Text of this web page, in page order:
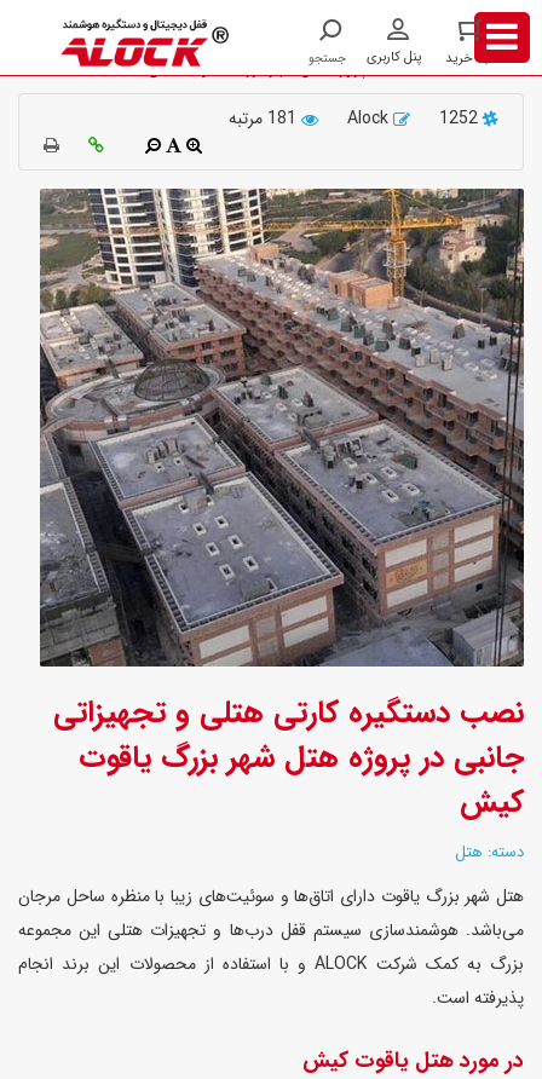
پروژه
ها
هتل
نصب دستگیره کارتی هتلی و تجهیزاتی جانبی در
پروژه هتل شهر بزرگ یاقوت کیش
1252
Alock 181 مرتبه
نصب دستگیره کارتی هتلی و تجهیزاتی
جانبی در پروژه هتل شهر بزرگ یاقوت
کیش
دسته: هتل
هتل شهر بزرگ یاقوت دارای اتاق‌ها و سوئیت‌های زیبا با منظره ساحل مرجان
می‌باشد. هوشمندسازی سیستم قفل درب‌ها و تجهیزات هتلی این مجموعه
بزرگ به کمک شرکت ALOCK و با استفاده از محصولات این برند انجام
پذیرفته است.
در مورد هتل یاقوت کیش